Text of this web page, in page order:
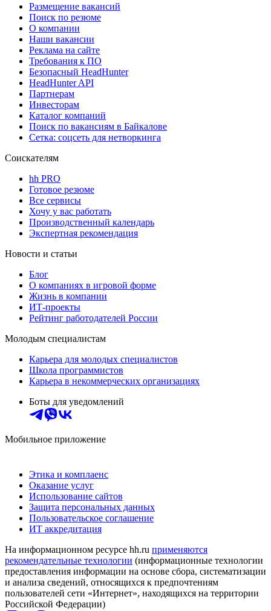
Размещение вакансий
Поиск по резюме
О компании
Наши вакансии
Реклама на сайте
Требования к ПО
Безопасный HeadHunter
HeadHunter API
Партнерам
Инвесторам
Каталог компаний
Поиск по вакансиям в Байкалове
Сетка: соцсеть для нетворкинга
Соискателям
hh PRO
Готовое резюме
Все сервисы
Хочу у вас работать
Производственный календарь
Экспертная рекомендация
Новости и статьи
Блог
О компаниях в игровой форме
Жизнь в компании
ИТ-проекты
Рейтинг работодателей России
Молодым специалистам
Карьера для молодых специалистов
Школа программистов
Карьера в некоммерческих организациях
Боты для уведомлений
Мобильное приложение
Этика и комплаенс
Оказание услуг
Использование сайтов
Защита персональных данных
Пользовательское соглашение
ИТ аккредитация
На информационном ресурсе hh.ru применяются
рекомендательные технологии (информационные технологии
предоставления информации на основе сбора, систематизации
и анализа сведений, относящихся к предпочтениям
пользователей сети «Интернет», находящихся на территории
Российской Федерации)